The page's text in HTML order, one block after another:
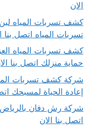
الان
تسربات المياه اتصل بنا
حماية منزلك اتصل بنا
إعادة الحياة لمسبحك
اتصل بنا الان